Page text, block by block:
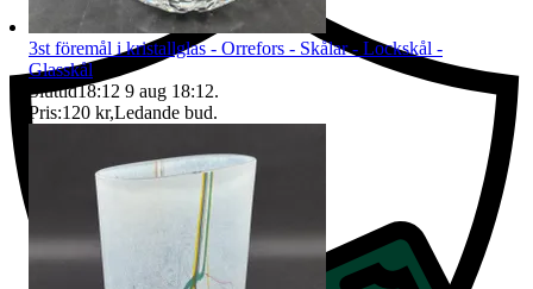
3st föremål i kristallglas - Orrefors - Skålar - Lockskål -
Glasskål
Sluttid18:12 9 aug 18:12.
Pris:120 kr,Ledande bud.